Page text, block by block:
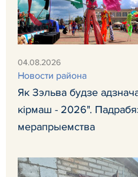
04.08.2026
Новости района
Як Зэльва будзе
кірмаш - 2026".
мерапрыемства